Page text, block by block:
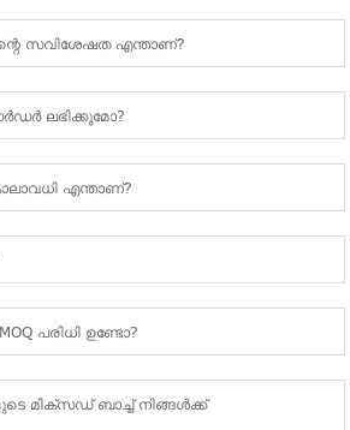
സവിശേഷത എന്താണ്?
ലഭിക്കുമോ?
എന്താണ്?
പരിധി ഉണ്ടോ?
മിക്സഡ് ബാച്ച് നിങ്ങൾക്ക്